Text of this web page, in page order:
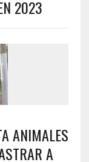
2023
ANIMALES
A